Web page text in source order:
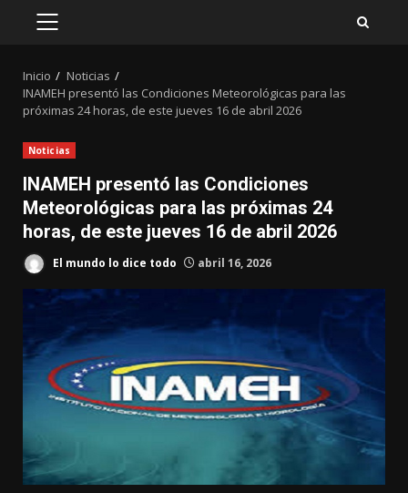
MENÚ
Inicio
Noticias
INAMEH presentó las Condiciones Meteorológicas para las
próximas 24 horas, de este jueves 16 de abril 2026
Noticias
INAMEH presentó las Condiciones
Meteorológicas para las próximas 24
horas, de este jueves 16 de abril 2026
El mundo lo dice todo abril 16, 2026